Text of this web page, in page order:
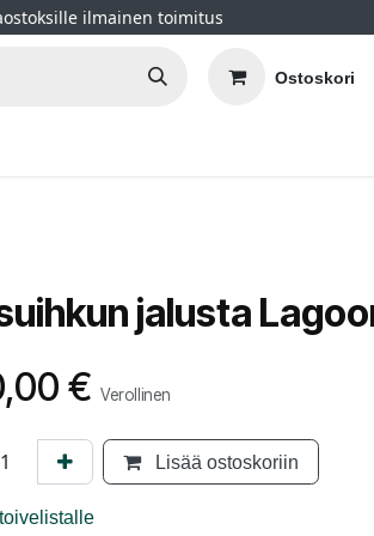
ilmainen toimitus
Ostoskori
jalusta
€ Verollinen
Lisää ostoskoriin